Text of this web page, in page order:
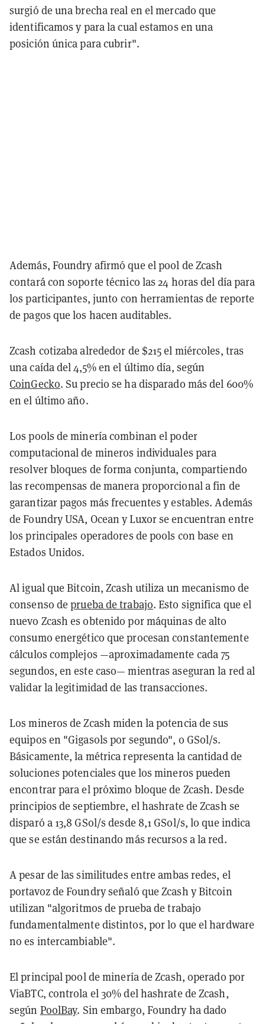
surgió de una brecha real en el mercado que
identificamos y para la cual estamos en una
posición única para cubrir".
Además, Foundry afirmó que el pool de Zcash
contará con soporte técnico las 24 horas del día para
los participantes, junto con herramientas de reporte
de pagos que los hacen auditables.
Zcash cotizaba alrededor de $215 el miércoles, tras
una caída del 4,5% en el último día, según
CoinGecko. Su precio se ha disparado más del 600%
en el último año.
Los pools de minería combinan el poder
computacional de mineros individuales para
resolver bloques de forma conjunta, compartiendo
las recompensas de manera proporcional a fin de
garantizar pagos más frecuentes y estables. Además
de Foundry USA, Ocean y Luxor se encuentran entre
los principales operadores de pools con base en
Estados Unidos.
Al igual que Bitcoin, Zcash utiliza un mecanismo de
consenso deprueba de trabajo. Esto significa que el
nuevo Zcash es obtenido por máquinas de alto
consumo energético que procesan constantemente
cálculos complejos —aproximadamente cada 75
segundos, en este caso— mientras aseguran la red al
validar la legitimidad de las transacciones.
Los mineros de Zcash miden la potencia de sus
equipos en "Gigasols por segundo", o GSol/s.
Básicamente, la métrica representa la cantidad de
soluciones potenciales que los mineros pueden
encontrar para el próximo bloque de Zcash. Desde
principios de septiembre, el hashrate de Zcash se
disparó a 13,8 GSol/s desde 8,1 GSol/s, lo que indica
que se están destinando más recursos a la red.
A pesar de las similitudes entre ambas redes, el
portavoz de Foundry señaló que Zcash y Bitcoin
utilizan "algoritmos de prueba de trabajo
fundamentalmente distintos, por lo que el hardware
no es intercambiable".
El principal pool de minería de Zcash, operado por
ViaBTC, controla el 30% del hashrate de Zcash,
según PoolBay. Sin embargo, Foundry ha dado